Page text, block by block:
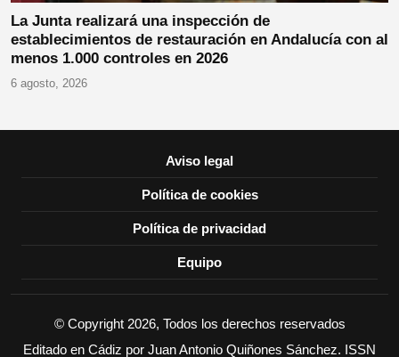
La Junta realizará una inspección de
establecimientos de restauración en Andalucía con al
menos 1.000 controles en 2026
6 agosto, 2026
Aviso legal
Política de cookies
Política de privacidad
Equipo
© Copyright 2026, Todos los derechos reservados
Editado en Cádiz por Juan Antonio Quiñones Sánchez. ISSN